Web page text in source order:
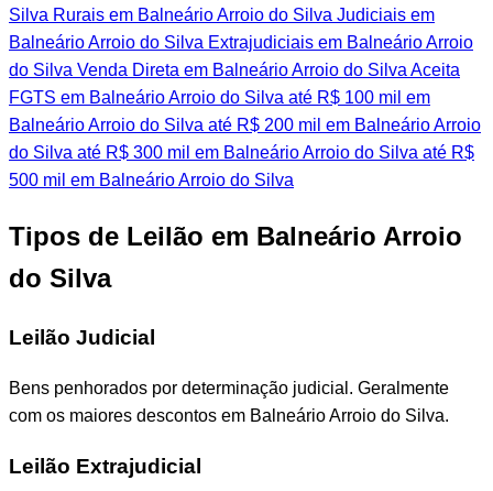
Silva Rurais em Balneário Arroio do Silva Judiciais em
Balneário Arroio do Silva Extrajudiciais em Balneário Arroio
do Silva Venda Direta em Balneário Arroio do Silva Aceita
FGTS em Balneário Arroio do Silva até R$ 100 mil em
Balneário Arroio do Silva até R$ 200 mil em Balneário Arroio
do Silva até R$ 300 mil em Balneário Arroio do Silva até R$
500 mil em Balneário Arroio do Silva
Tipos de Leilão em Balneário Arroio
do Silva
Leilão Judicial
Bens penhorados por determinação judicial. Geralmente
com os maiores descontos em Balneário Arroio do Silva.
Leilão Extrajudicial